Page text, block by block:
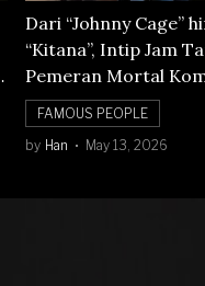
Dari “Johnny Cage”
“Kitana”, Intip Jam
Pemeran Mortal
FAMOUS PEOPLE
by Han May 13, 2026